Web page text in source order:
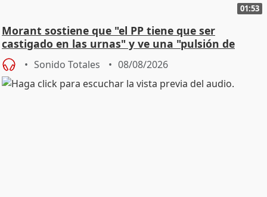
01:53
Morant sostiene que "el PP tiene que ser
castigado en las urnas" y ve una "pulsión de
cambio"
Sonido Totales 08/08/2026